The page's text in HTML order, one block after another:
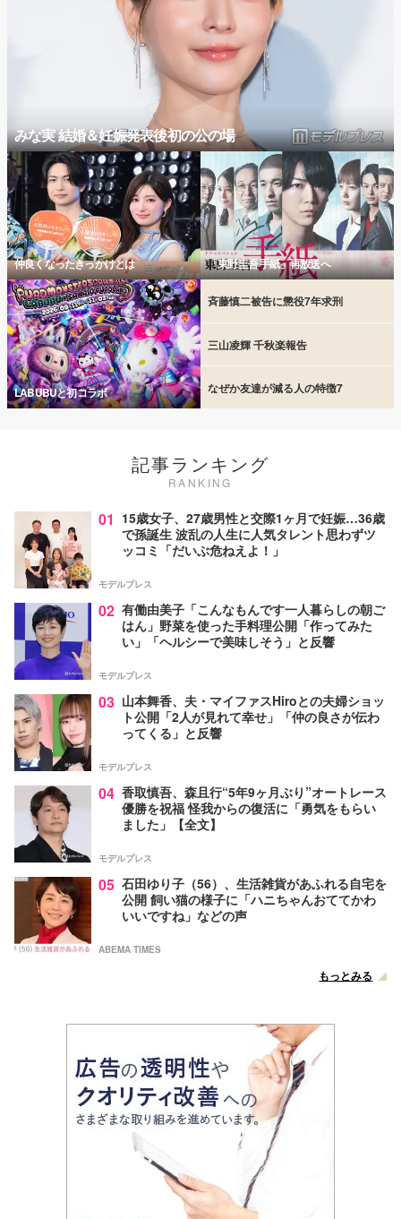
みな実 結婚＆妊娠発表後初の公の場
仲良くなったきっかけとは 「東野圭吾 手紙」再放送へ
LABUBUと初コラボ
斉藤慎二被告に懲役7年求刑
三山凌輝 千秋楽報告
なぜか友達が減る人の特徴7
記事ランキング
RANKING
01 15歳女子、27歳男性と交際1ヶ月で妊娠…36歳
で孫誕生 波乱の人生に人気タレント思わずツ
ッコミ「だいぶ危ねえよ！」
モデルプレス
02 有働由美子「こんなもんです一人暮らしの朝ご
はん」野菜を使った手料理公開「作ってみた
い」「ヘルシーで美味しそう」と反響
モデルプレス
03 山本舞香、夫・マイファスHiroとの夫婦ショッ
ト公開「2人が見れて幸せ」「仲の良さが伝わ
ってくる」と反響
モデルプレス
04 香取慎吾、森且行“5年9ヶ月ぶり”オートレース
優勝を祝福 怪我からの復活に「勇気をもらい
ました」【全文】
モデルプレス
05 石田ゆり子（56）、生活雑貨があふれる自宅を
公開 飼い猫の様子に「ハニちゃんおててかわ
いいですね」などの声
ABEMA TIMES
もっとみる